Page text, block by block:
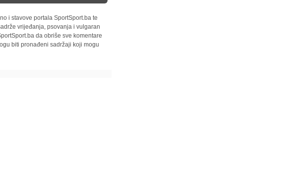
i stavove portala SportSport.ba te
vrijeđanja, psovanja i vulgaran
da obriše sve komentare
biti pronađeni sadržaji koji mogu